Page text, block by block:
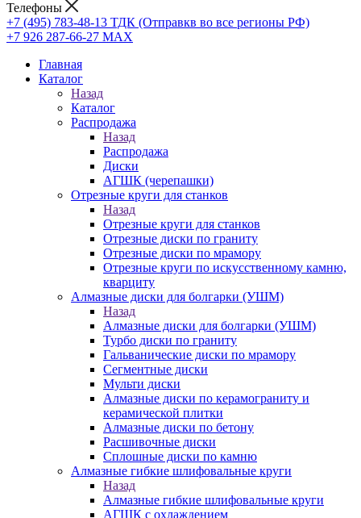
Телефоны
+7 (495) 783-48-13 ТДК (Отправкв во все регионы РФ)
+7 926 287-66-27 МАХ
Главная
Каталог
Назад
Каталог
Распродажа
Назад
Распродажа
Диски
АГШК (черепашки)
Отрезные круги для станков
Назад
Отрезные круги для станков
Отрезные диски по граниту
Отрезные диски по мрамору
Отрезные круги по искусственному камню,
кварциту
Алмазные диски для болгарки (УШМ)
Назад
Алмазные диски для болгарки (УШМ)
Турбо диски по граниту
Гальванические диски по мрамору
Сегментные диски
Мульти диски
Алмазные диски по керамограниту и
керамической плитки
Алмазные диски по бетону
Расшивочные диски
Сплошные диски по камню
Алмазные гибкие шлифовальные круги
Назад
Алмазные гибкие шлифовальные круги
АГШК с охлаждением